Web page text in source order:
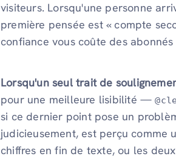
visiteurs. Lorsqu'une personne
première pensée est « compte
confiance vous coûte des
Lorsqu'un seul trait de
pour une meilleure lisibilité —
si ce dernier point pose un
judicieusement, est perçu comme
chiffres en fin de texte, ou les